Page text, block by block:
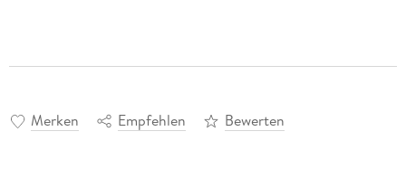
Merken Empfehlen Bewerten